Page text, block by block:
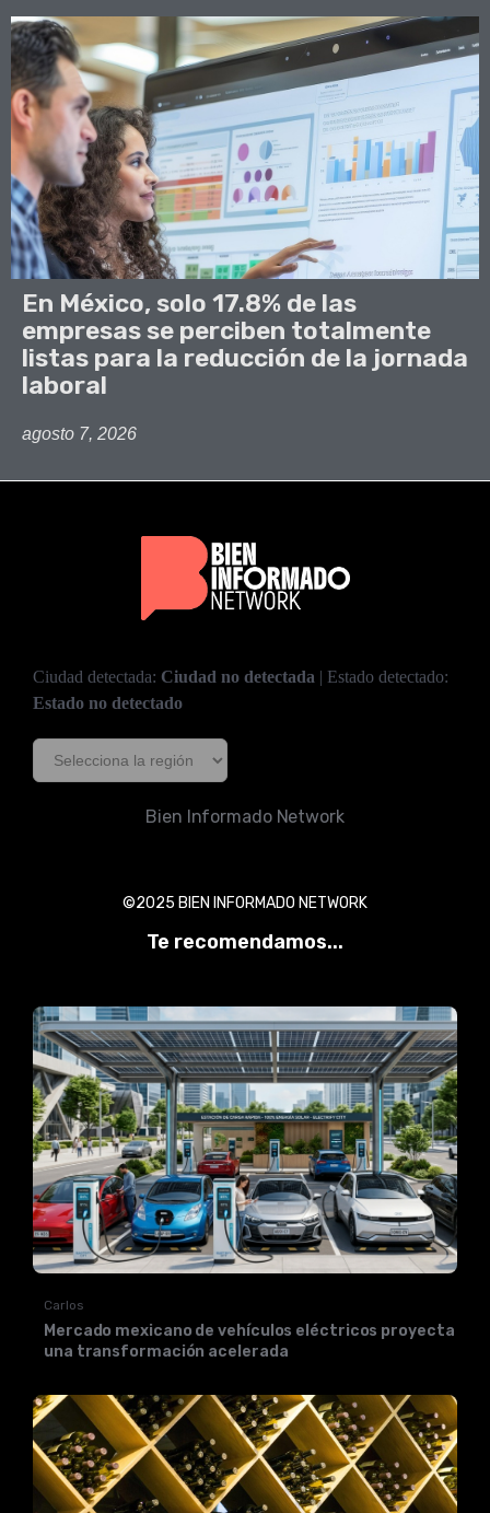
En México, solo 17.8% de las
empresas se perciben totalmente
listas para la reducción de la jornada
laboral
agosto 7, 2026
Ciudad detectada: Ciudad no detectada | Estado detectado:
Estado no detectado
Bien Informado Network
©2025 BIEN INFORMADO NETWORK
Te recomendamos...
Carlos
Mercado mexicano de vehículos eléctricos proyecta
una transformación acelerada